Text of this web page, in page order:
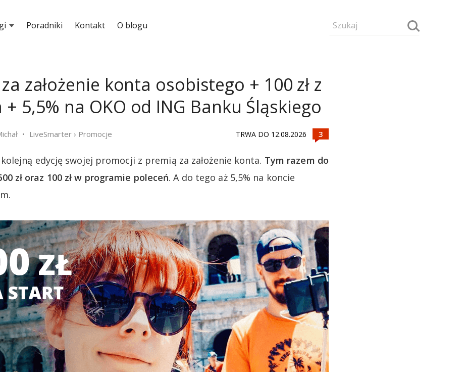
Poradniki Kontakt O blogu
za założenie konta osobistego + 100 zł z
5,5% na OKO od ING Banku Śląskiego
LiveSmarter › Promocje TRWA DO 12.08.2026
edycję swojej promocji z premią za założenie konta. Tym razem do
zł oraz 100 zł w programie poleceń. A do tego aż 5,5% na koncie